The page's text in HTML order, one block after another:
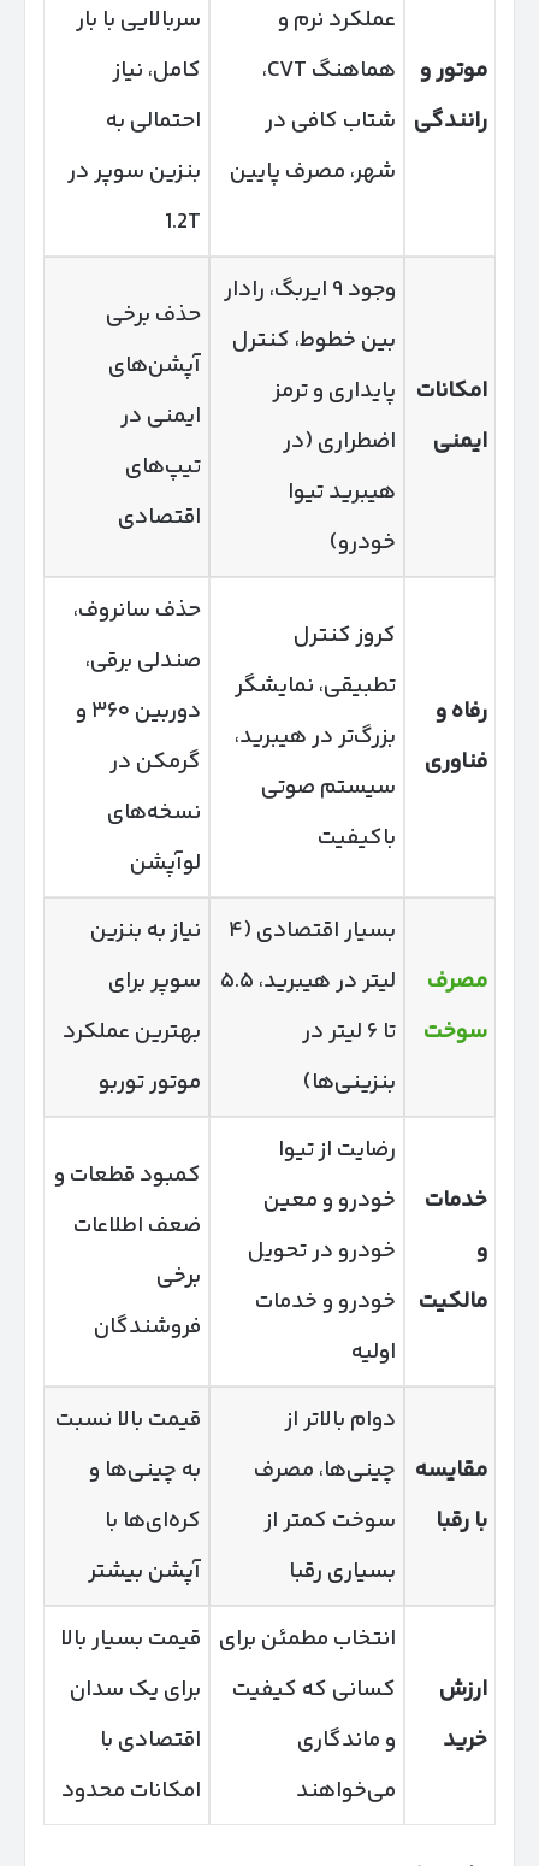
موتور و
رانندگی
عملکرد نرم و
هماهنگ CVT،
شتاب کافی در
شهر، مصرف پایین
سربالایی با بار
کامل، نیاز
احتمالی به
بنزین سوپر در
1.2T
امکانات
ایمنی
وجود ۹ ایربگ، رادار
بین خطوط، کنترل
پایداری و ترمز
اضطراری (در
هیبرید تیوا
خودرو)
حذف برخی
آپشن‌های
ایمنی در
تیپ‌های
اقتصادی
رفاه و
فناوری
کروز کنترل
تطبیقی، نمایشگر
بزرگ‌تر در هیبرید،
سیستم صوتی
باکیفیت
حذف سانروف،
صندلی برقی،
دوربین ۳۶۰ و
گرمکن در
نسخه‌های
لوآپشن
مصرف
سوخت
بسیار اقتصادی (۴
لیتر در هیبرید، ۵.۵
تا ۶ لیتر در
بنزینی‌ها)
نیاز به بنزین
سوپر برای
بهترین عملکرد
موتور توربو
خدمات
و
مالکیت
رضایت از تیوا
خودرو و معین
خودرو در تحویل
خودرو و خدمات
اولیه
کمبود قطعات و
ضعف اطلاعات
برخی
فروشندگان
مقایسه
با رقبا
دوام بالاتر از
چینی‌ها، مصرف
سوخت کمتر از
بسیاری رقبا
قیمت بالا نسبت
به چینی‌ها و
کره‌ای‌ها با
آپشن بیشتر
ارزش
خرید
انتخاب مطمئن برای
کسانی که کیفیت
و ماندگاری
می‌خواهند
قیمت بسیار بالا
برای یک سدان
اقتصادی با
امکانات محدود